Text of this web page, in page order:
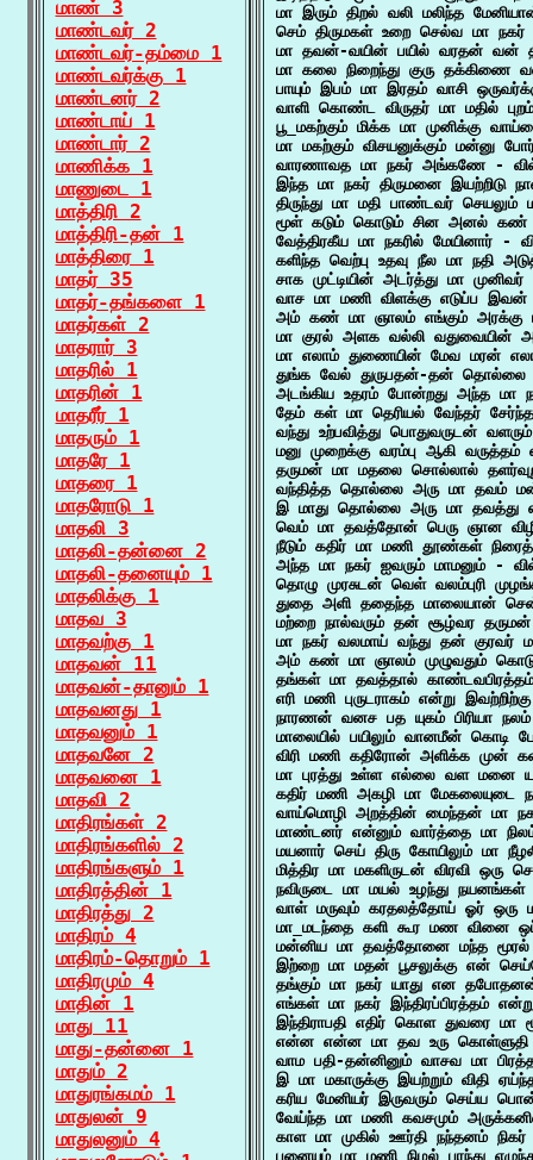
மாண் 3
மாண்டவர் 2
மாண்டவர்-தம்மை 1
மாண்டவர்க்கு 1
மாண்டனர் 2
மாண்டாய் 1
மாண்டார் 2
மாணிக்க 1
மாணுடை 1
மாத்திரி 2
மாத்திரி-தன் 1
மாத்திரை 1
மாதர் 35
மாதர்-தங்களை 1
மாதர்கள் 2
மாதரார் 3
மாதரில் 1
மாதரின் 1
மாதரீர் 1
மாதரும் 1
மாதரே 1
மாதரை 1
மாதரோடு 1
மாதலி 3
மாதலி-தன்னை 2
மாதலி-தனையும் 1
மாதலிக்கு 1
மாதவ 3
மாதவற்கு 1
மாதவன் 11
மாதவன்-தானும் 1
மாதவனது 1
மாதவனும் 1
மாதவனே 2
மாதவனை 1
மாதவி 2
மாதிரங்கள் 2
மாதிரங்களில் 2
மாதிரங்களும் 1
மாதிரத்தின் 1
மாதிரத்து 2
மாதிரம் 4
மாதிரம்-தொறும் 1
மாதிரமும் 4
மாதின் 1
மாது 11
மாது-தன்னை 1
மாதும் 2
மாதுரங்கமம் 1
மாதுலன் 9
மாதுலனும் 4
மா இரும் திறல் வலி மலிந்த
செம் திருமகள் உறை செல்வ மா நகர்
மா தவன்-வயின் பயில் வரதன் வன்
மா கலை நிறைந்து குரு தக்கிணை
பாயும் இபம் மா இரதம் வாசி
வாளி கொண்ட விருதர் மா மதில்
பூ_மகற்கும் மிக்க மா முனிக்கு
மா மகற்கும் விசயனுக்கும் மன்னு
வாரணாவத மா நகர் அங்கணே -
இந்த மா நகர் திருமனை இயற்றிடு
திருந்து மா மதி பாண்டவர் செயலும்
மூள் கடும் கொடும் சின அனல் கண்
வேத்திரகீய மா நகரில் மேயினார் -
களிந்த வெற்பு உதவு நீல மா நதி
சாக முட்டியின் அடர்த்து மா
வாச மா மணி விளக்கு எடுப்ப இவன்
அம் கண் மா ஞாலம் எங்கும் அரக்கு
மா குரல் அளக வல்லி வதுவையின்
மா எலாம் துணையின் மேவ மரன்
துங்க வேல் துருபதன்-தன் தொல்லை
அடங்கிய உதரம் போன்றது அந்த மா
தேம் கள் மா தெரியல் வேந்தர்
வந்து உற்பவித்து பொதுவருடன்
மனு முறைக்கு வரம்பு ஆகி
தருமன் மா மதலை சொல்லால்
வந்தித்த தொல்லை அரு மா தவம்
இ மாது தொல்லை அரு மா
வெம் மா தவத்தோன் பெரு ஞான
நீடும் கதிர் மா மணி தூண்கள்
அந்த மா நகர் ஐவரும் மாமனும் -
தொழு முரசுடன் வெள் வலம்புரி
துதை அளி ததைந்த மாலையான்
மற்றை நால்வரும் தன் சூழ்வர
மா நகர் வலமாய் வந்து தன் குரவர்
அம் கண் மா ஞாலம் முழுவதும்
தங்கள் மா தவத்தால்
எரி மணி புருடராகம் என்று
நாரணன் வனச பத யுகம் பிரியா
மாலையில் பயிலும் வானமீன் கொடி
விரி மணி கதிரோன் அளிக்க முன்
மா புரத்து உள்ள எல்லை வள மனை
கதிர் மணி அகழி மா மேகலையுடை
வாய்மொழி அறத்தின் மைந்தன் மா
மாண்டனர் என்னும் வார்த்தை மா
மயனார் செய் திரு கோயிலும் மா
மித்திர மா மகளிருடன் விரவி ஒரு
நவிருடை மா மயல் உழந்து
வாள் மருவும் கரதலத்தோய் ஓர் ஒரு
மா_மடந்தை களி கூர மண வினை
மன்னிய மா தவத்தோனை மந்த மூரல்
இற்றை மா மதன் பூசலுக்கு என்
தங்கும் மா நகர் யாது என
எங்கள் மா நகர் இந்திரப்பிரத்தம்
இந்திராபதி எதிர் கொள துவரை மா
என்ன என்ன மா தவ உரு கொள்ளுதி
வாம பதி-தன்னினும் வாசவ மா
இ மா மகாருக்கு இயற்றும் விதி
கரிய மேனியர் இருவரும் செய்ய
வேய்ந்த மா மணி கவசமும்
காள மா முகில் ஊர்தி நந்தனம்
புனையும் மா மணி நிழல் பரந்து